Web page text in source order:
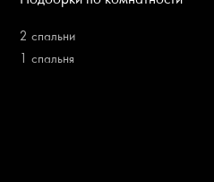
2 спальни
1 спальня